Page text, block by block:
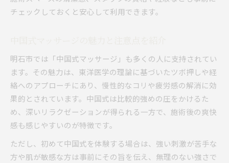
チェックしておくと安心して利用できます。
明石市では「中国式マッサージ」も多くの人に支持されてい
ます。その魅力は、東洋医学の理論に基づいたツボ押しや経
絡へのアプローチにあり、慢性的なコリや疲労感の解消に効
果的とされています。中国式は比較的強めの圧をかけるた
め、深いリラクゼーションが得られる一方で、施術後の爽快
感も感じやすいのが特徴です。
ただし、初めて中国式を体験する場合は、強い刺激が苦手な
方や肌が敏感な方は事前にその旨を伝え、無理のない強さで